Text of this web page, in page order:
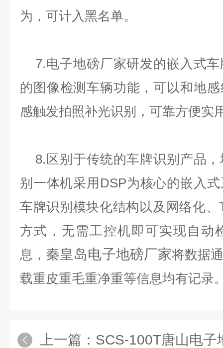
为，可计入黑名单。
7.电子地磅厂家研发的嵌入式车
的图像检测车辆功能，可以和地
感触发拍照补光识别，可靠方便实
8.区别于传统的车牌识别产品，
别一体机采用DSP为核心的嵌入
车牌识别模块化结构以及网络化
方式，无需工控机即可实现自动
息， 秦皇岛电子地磅厂家将数据
载重皮重毛重净重等信息均有记录
上一篇： SCS-100T唐山电子